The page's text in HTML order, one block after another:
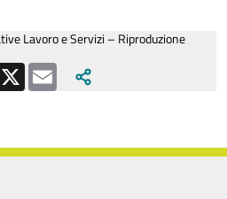
Lavoro e Servizi – Riproduzione
X Email